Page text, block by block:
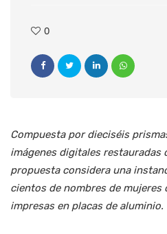
0
Compuesta por dieciséis
imágenes digitales restauradas
propuesta considera una
cientos de nombres de mujeres
impresas en placas de aluminio.